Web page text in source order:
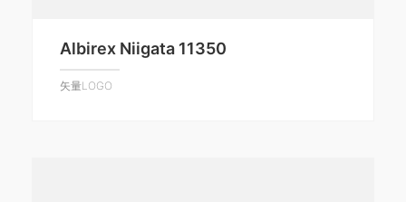
Albirex Niigata 11350
矢量LOGO